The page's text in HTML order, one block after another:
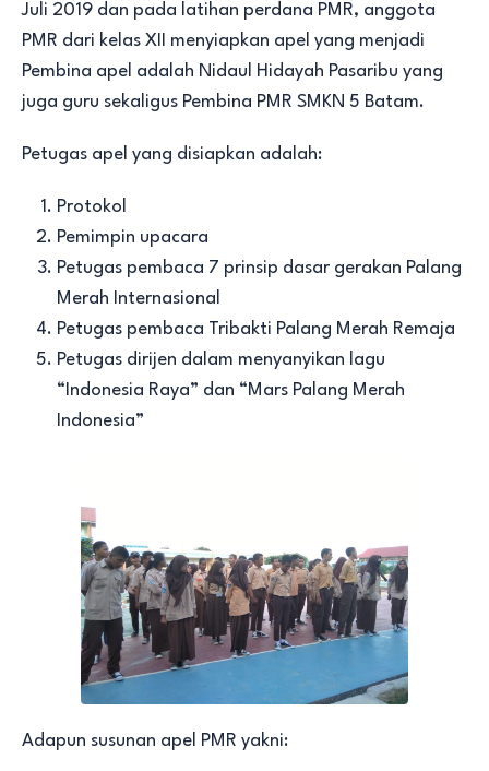
Juli 2019 dan pada latihan perdana PMR, anggota
PMR dari kelas XII menyiapkan apel yang menjadi
Pembina apel adalah Nidaul Hidayah Pasaribu yang
juga guru sekaligus Pembina PMR SMKN 5 Batam.
Petugas apel yang disiapkan adalah:
Protokol
Pemimpin upacara
Petugas pembaca 7 prinsip dasar gerakan Palang
Merah Internasional
Petugas pembaca Tribakti Palang Merah Remaja
Petugas dirijen dalam menyanyikan lagu
“Indonesia Raya” dan “Mars Palang Merah
Indonesia”
Adapun susunan apel PMR yakni: